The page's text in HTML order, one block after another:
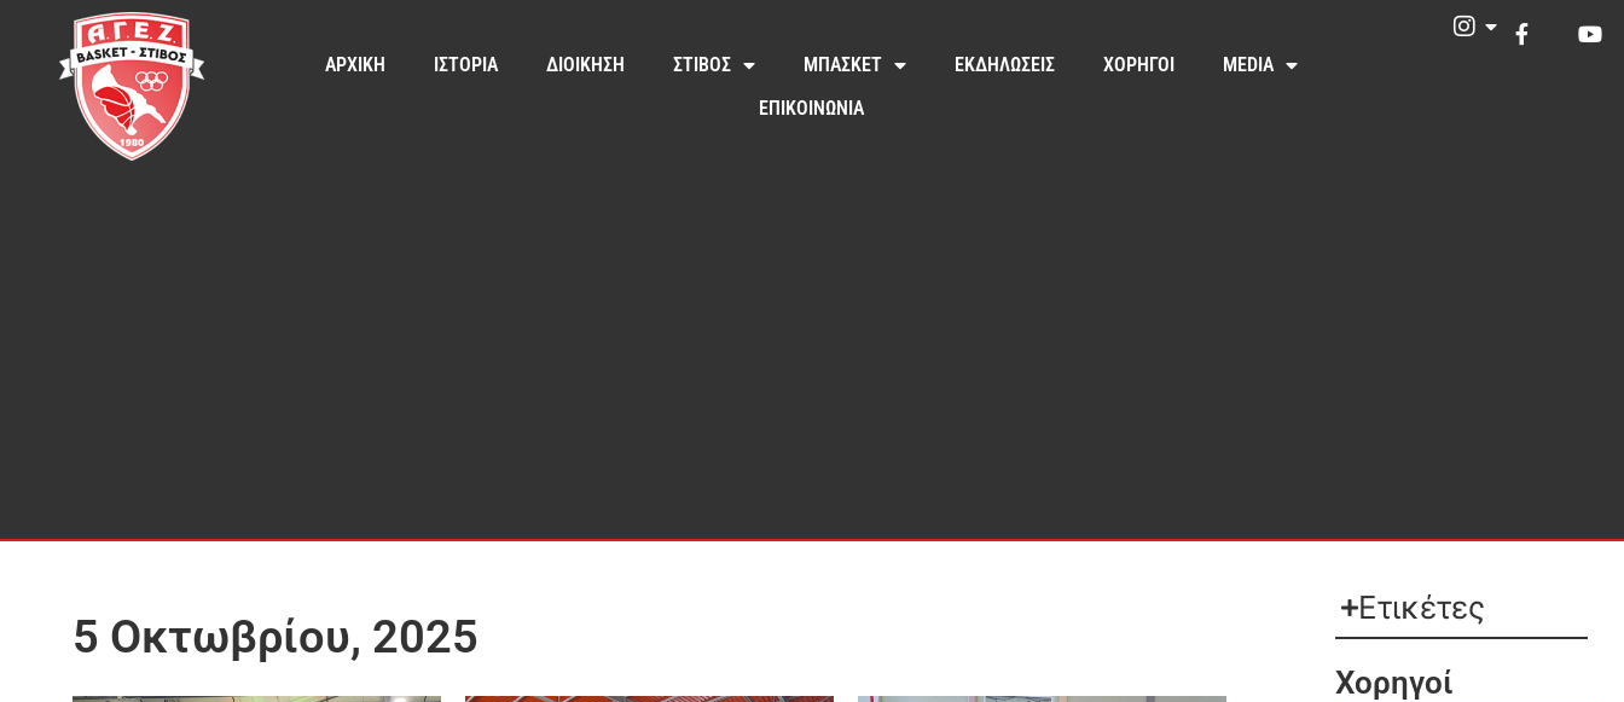
ΑΡΧΙΚΗ ΙΣΤΟΡΙΑ ΔΙΟΙΚΗΣΗ ΣΤΙΒΟΣ ΜΠΑΣΚΕΤ ΕΚΔΗΛΩΣΕΙΣ ΧΟΡΗΓΟΙ
MEDIA
ΕΠΙΚΟΙΝΩΝΙΑ
5 Οκτωβρίου, 2025
Ετικέτες
Χορηγοί